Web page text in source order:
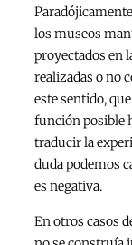
los museos
proyectados en
realizadas o no
este sentido,
función posible
traducir la
duda podemos
es negativa.
En otros casos